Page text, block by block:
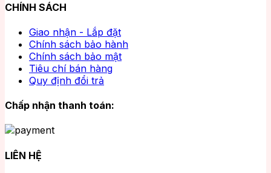
CHÍNH SÁCH
Giao nhận - Lắp đặt
Chính sách bảo hành
Chính sách bảo mật
Tiêu chí bán hàng
Quy định đổi trả
Chấp nhận thanh toán:
LIÊN HỆ